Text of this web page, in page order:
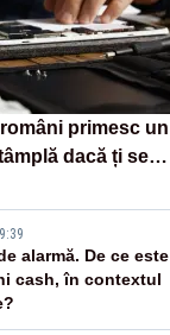
primesc un
dacă ți se
alarmă. De ce este
cash, în contextul